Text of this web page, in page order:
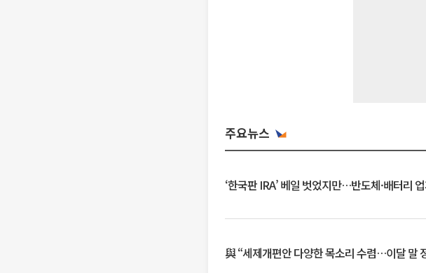
주요뉴스
‘한국판 IRA’ 베일 벗었지만…반도체·배터리
與 “세제개편안 다양한 목소리 수렴…이달 말